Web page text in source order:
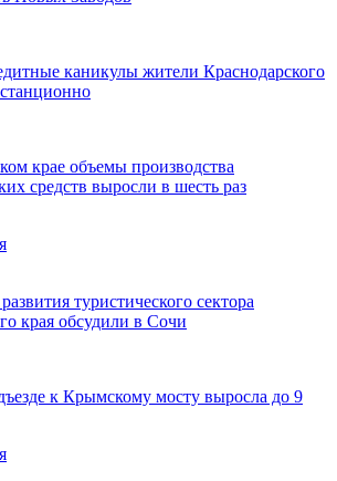
каникулы жители Краснодарского
крае объемы производства
средств выросли в шесть раз
туристического сектора
края обсудили в Сочи
к Крымскому мосту выросла до 9